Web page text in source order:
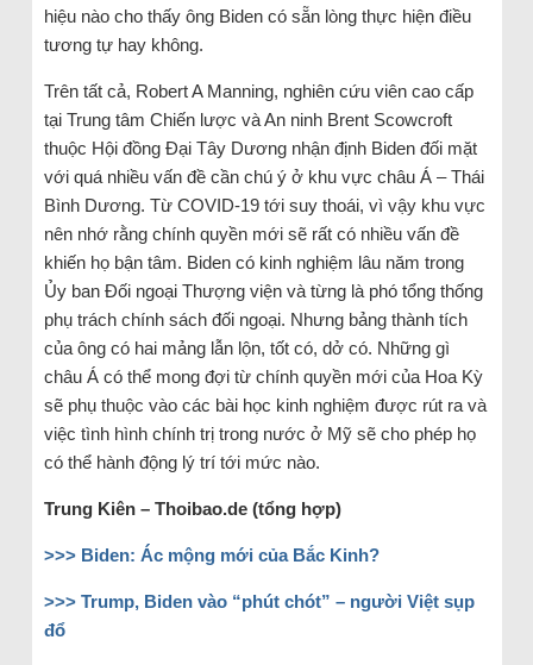
hiệu nào cho thấy ông Biden có sẵn lòng thực hiện điều
tương tự hay không.
Trên tất cả, Robert A Manning, nghiên cứu viên cao cấp
tại Trung tâm Chiến lược và An ninh Brent Scowcroft
thuộc Hội đồng Đại Tây Dương nhận định Biden đối mặt
với quá nhiều vấn đề cần chú ý ở khu vực châu Á – Thái
Bình Dương. Từ COVID-19 tới suy thoái, vì vậy khu vực
nên nhớ rằng chính quyền mới sẽ rất có nhiều vấn đề
khiến họ bận tâm. Biden có kinh nghiệm lâu năm trong
Ủy ban Đối ngoại Thượng viện và từng là phó tổng thống
phụ trách chính sách đối ngoại. Nhưng bảng thành tích
của ông có hai mảng lẫn lộn, tốt có, dở có. Những gì
châu Á có thể mong đợi từ chính quyền mới của Hoa Kỳ
sẽ phụ thuộc vào các bài học kinh nghiệm được rút ra và
việc tình hình chính trị trong nước ở Mỹ sẽ cho phép họ
có thể hành động lý trí tới mức nào.
Trung Kiên – Thoibao.de (tổng hợp)
>>> Biden: Ác mộng mới của Bắc Kinh?
>>> Trump, Biden vào “phút chót” – người Việt sụp
đổ